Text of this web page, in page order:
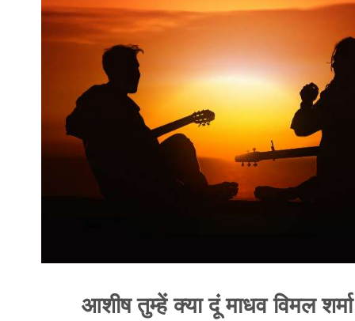
आशीष तुम्हें क्या दूं माधव विमल